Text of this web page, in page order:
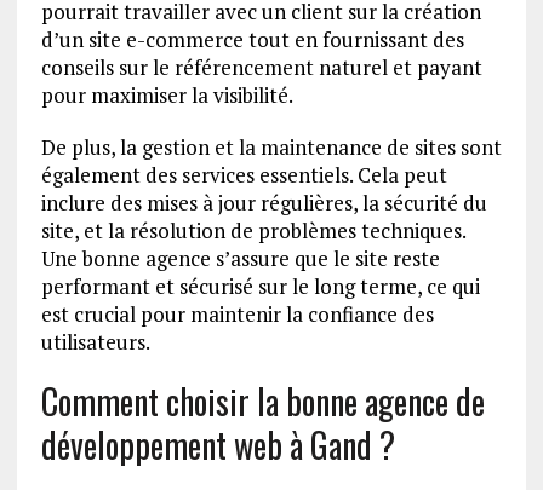
pourrait travailler avec un client sur la création
d’un site e-commerce tout en fournissant des
conseils sur le référencement naturel et payant
pour maximiser la visibilité.
De plus, la gestion et la maintenance de sites sont
également des services essentiels. Cela peut
inclure des mises à jour régulières, la sécurité du
site, et la résolution de problèmes techniques.
Une bonne agence s’assure que le site reste
performant et sécurisé sur le long terme, ce qui
est crucial pour maintenir la confiance des
utilisateurs.
Comment choisir la bonne agence de
développement web à Gand ?